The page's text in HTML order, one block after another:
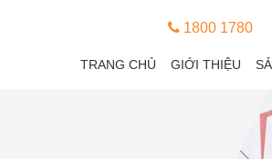
1800 1780
TRANG CHỦ GIỚI THIỆU